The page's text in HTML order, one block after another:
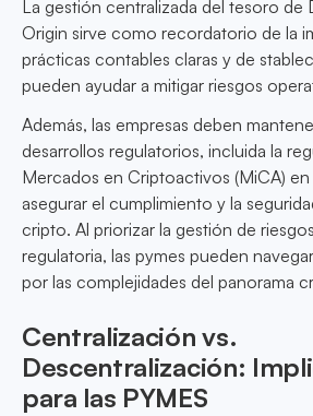
La gestión centralizada del tesoro
Origin sirve como recordatorio de la
prácticas contables claras y de
pueden ayudar a mitigar riesgos
Además, las empresas deben
desarrollos regulatorios, incluida la
Mercados en Criptoactivos (MiCA) en
asegurar el cumplimiento y la
cripto. Al priorizar la gestión de
regulatoria, las pymes pueden
por las complejidades del panorama
Centralización vs.
Descentralización:
para las PYMES